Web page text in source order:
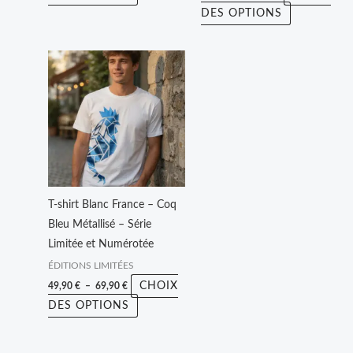
du
DES OPTIONS
du
produit
T-shirt Blanc France – Coq
Bleu Métallisé – Série
Limitée et Numérotée
ÉDITIONS LIMITÉES
49,90€ – 69,90€
Plage
de
prix :
49,90 €
69,90 €
CHOIX
DES OPTIONS
Ce
produit
plusieurs
variations.
Les
options
peuvent
être
choisies
la
page
du